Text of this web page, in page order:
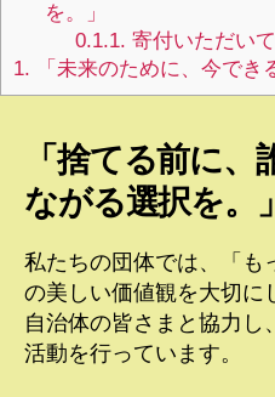
を。」
0.1.1. 寄付いただい
1. 「未来のために、今でき
「捨てる前に
ながる選択を。」
私たちの団体では、「も
の美しい価値観を大切に
自治体の皆さまと協力し
活動を行っています。